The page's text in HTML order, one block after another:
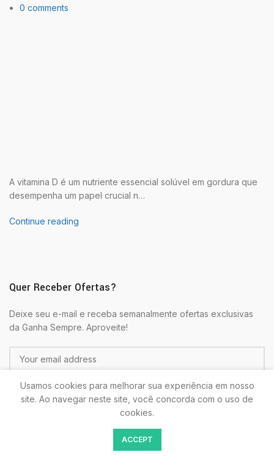
0 comments
A vitamina D é um nutriente essencial solúvel em gordura que
desempenha um papel crucial n…
Continue reading
Quer Receber Ofertas?
Deixe seu e-mail e receba semanalmente ofertas exclusivas
da Ganha Sempre. Aproveite!
Colocando seu E-mail estará de acordo com as
Usamos cookies para melhorar sua experiência em nosso
site. Ao navegar neste site, você concorda com o uso de
cookies.
ACCEPT